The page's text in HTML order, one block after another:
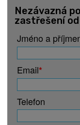
Nezávazná
zastřešení
Jméno a
Email*
Telefon